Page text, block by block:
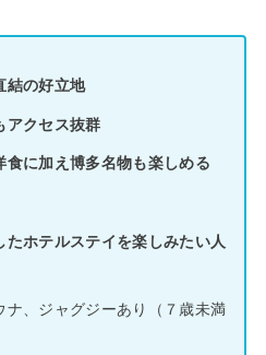
結の好立地
アクセス抜群
食に加え博多名物も楽しめる
ホテルステイを楽しみたい人
ナ、ジャグジーあり（７歳未満